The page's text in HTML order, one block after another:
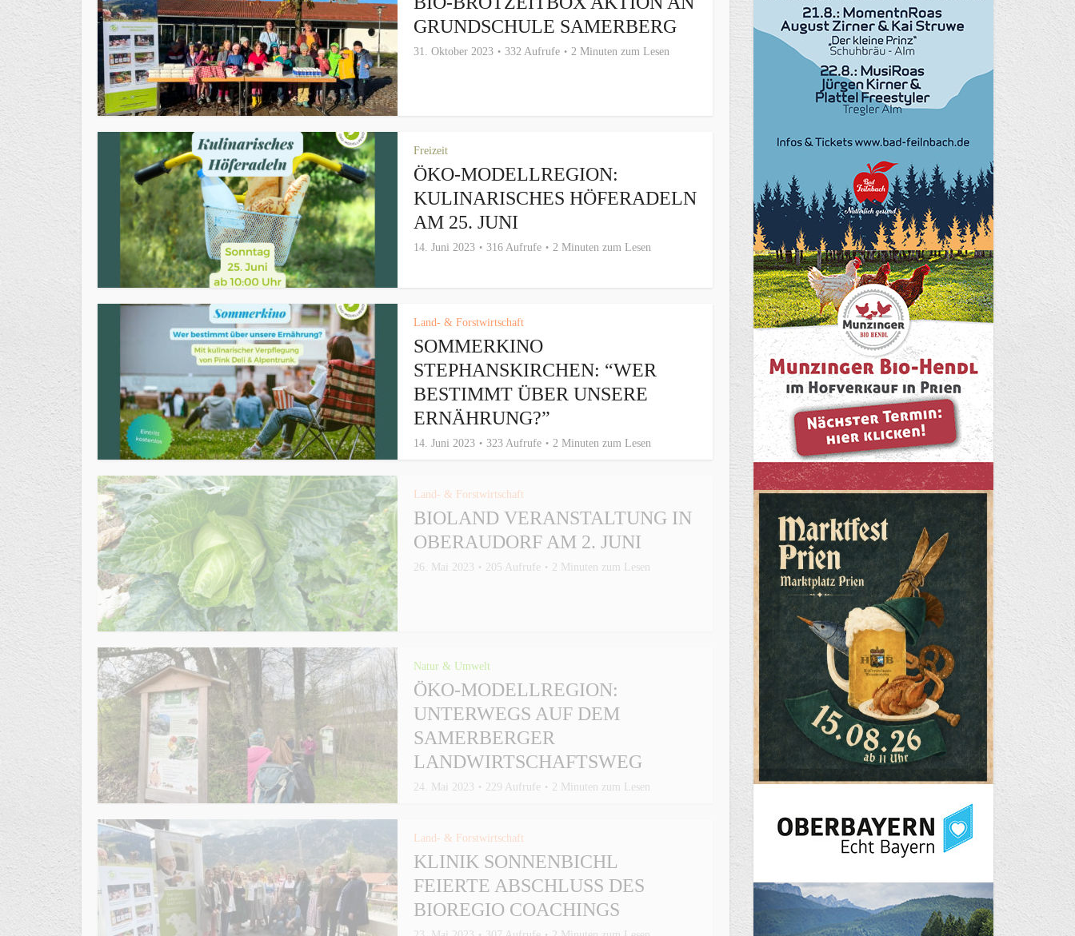
GRUNDSCHULE SAMERBERG
31. Oktober 2023 332 Aufrufe 2 Minuten zum Lesen
Freizeit
ÖKO-MODELLREGION:
KULINARISCHES HÖFERADELN
AM 25. JUNI
14. Juni 2023 316 Aufrufe 2 Minuten zum Lesen
Land- & Forstwirtschaft
SOMMERKINO
STEPHANSKIRCHEN: “WER
BESTIMMT ÜBER UNSERE
ERNÄHRUNG?”
14. Juni 2023 323 Aufrufe 2 Minuten zum Lesen
Land- & Forstwirtschaft
BIOLAND VERANSTALTUNG IN
OBERAUDORF AM 2. JUNI
26. Mai 2023 205 Aufrufe 2 Minuten zum Lesen
Natur & Umwelt
ÖKO-MODELLREGION:
UNTERWEGS AUF DEM
SAMERBERGER
LANDWIRTSCHAFTSWEG
24. Mai 2023 229 Aufrufe 2 Minuten zum Lesen
Land- & Forstwirtschaft
KLINIK SONNENBICHL
FEIERTE ABSCHLUSS DES
BIOREGIO COACHINGS